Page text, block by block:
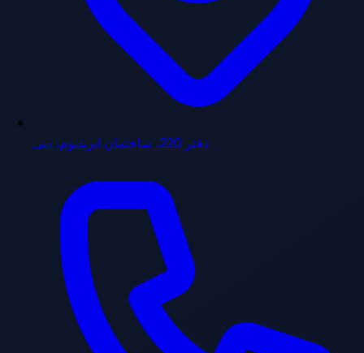
دفتر 220، ساختمان ایریدیوم، دبی